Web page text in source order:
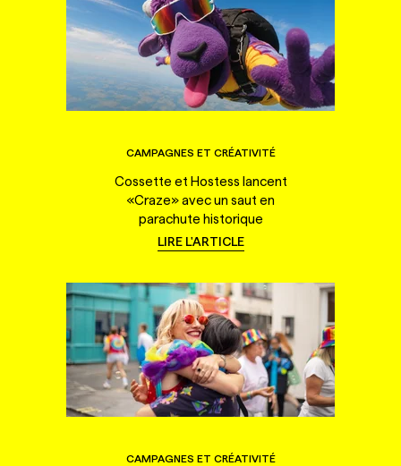
CAMPAGNES ET CRÉATIVITÉ
Cossette et Hostess lancent
«Craze» avec un saut en
parachute historique
LIRE L'ARTICLE
CAMPAGNES ET CRÉATIVITÉ